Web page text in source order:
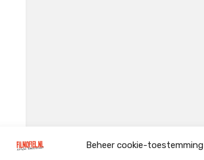
Beheer cookie-toestemming